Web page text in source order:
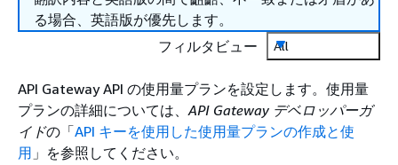
る場合、英語版が優先します。
フィルタビュー
All
API Gateway API の使用量プランを設定します。使用量
プランの詳細については、API Gateway デベロッパーガ
イドの「API キーを使用した使用量プランの作成と使
用 」を参照してください。